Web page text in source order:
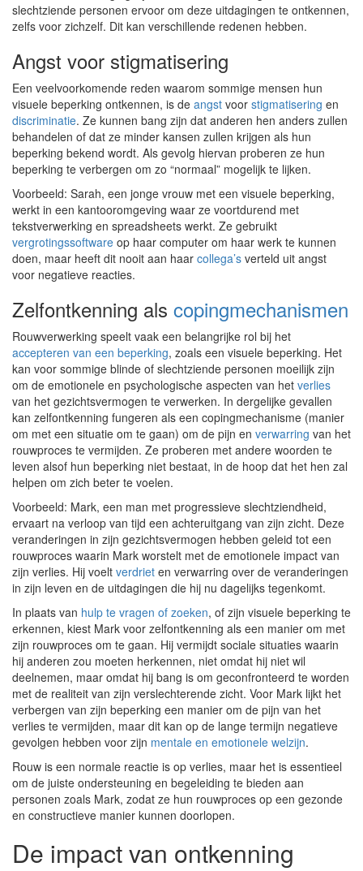
slechtziende personen ervoor om deze uitdagingen te ontkennen,
zelfs voor zichzelf. Dit kan verschillende redenen hebben.
Angst voor stigmatisering
Een veelvoorkomende reden waarom sommige mensen hun
visuele beperking ontkennen, is de angst voor stigmatisering en
discriminatie. Ze kunnen bang zijn dat anderen hen anders zullen
behandelen of dat ze minder kansen zullen krijgen als hun
beperking bekend wordt. Als gevolg hiervan proberen ze hun
beperking te verbergen om zo “normaal” mogelijk te lijken.
Voorbeeld: Sarah, een jonge vrouw met een visuele beperking,
werkt in een kantooromgeving waar ze voortdurend met
tekstverwerking en spreadsheets werkt. Ze gebruikt
vergrotingssoftware op haar computer om haar werk te kunnen
doen, maar heeft dit nooit aan haar collega’s verteld uit angst
voor negatieve reacties.
Zelfontkenning als copingmechanismen
Rouwverwerking speelt vaak een belangrijke rol bij het
accepteren van een beperking, zoals een visuele beperking. Het
kan voor sommige blinde of slechtziende personen moeilijk zijn
om de emotionele en psychologische aspecten van het verlies
van het gezichtsvermogen te verwerken. In dergelijke gevallen
kan zelfontkenning fungeren als een copingmechanisme (manier
om met een situatie om te gaan) om de pijn en verwarring van het
rouwproces te vermijden. Ze proberen met andere woorden te
leven alsof hun beperking niet bestaat, in de hoop dat het hen zal
helpen om zich beter te voelen.
Voorbeeld: Mark, een man met progressieve slechtziendheid,
ervaart na verloop van tijd een achteruitgang van zijn zicht. Deze
veranderingen in zijn gezichtsvermogen hebben geleid tot een
rouwproces waarin Mark worstelt met de emotionele impact van
zijn verlies. Hij voelt verdriet en verwarring over de veranderingen
in zijn leven en de uitdagingen die hij nu dagelijks tegenkomt.
In plaats van hulp te vragen of zoeken, of zijn visuele beperking te
erkennen, kiest Mark voor zelfontkenning als een manier om met
zijn rouwproces om te gaan. Hij vermijdt sociale situaties waarin
hij anderen zou moeten herkennen, niet omdat hij niet wil
deelnemen, maar omdat hij bang is om geconfronteerd te worden
met de realiteit van zijn verslechterende zicht. Voor Mark lijkt het
verbergen van zijn beperking een manier om de pijn van het
verlies te vermijden, maar dit kan op de lange termijn negatieve
gevolgen hebben voor zijn mentale en emotionele welzijn.
Rouw is een normale reactie is op verlies, maar het is essentieel
om de juiste ondersteuning en begeleiding te bieden aan
personen zoals Mark, zodat ze hun rouwproces op een gezonde
en constructieve manier kunnen doorlopen.
De impact van ontkenning